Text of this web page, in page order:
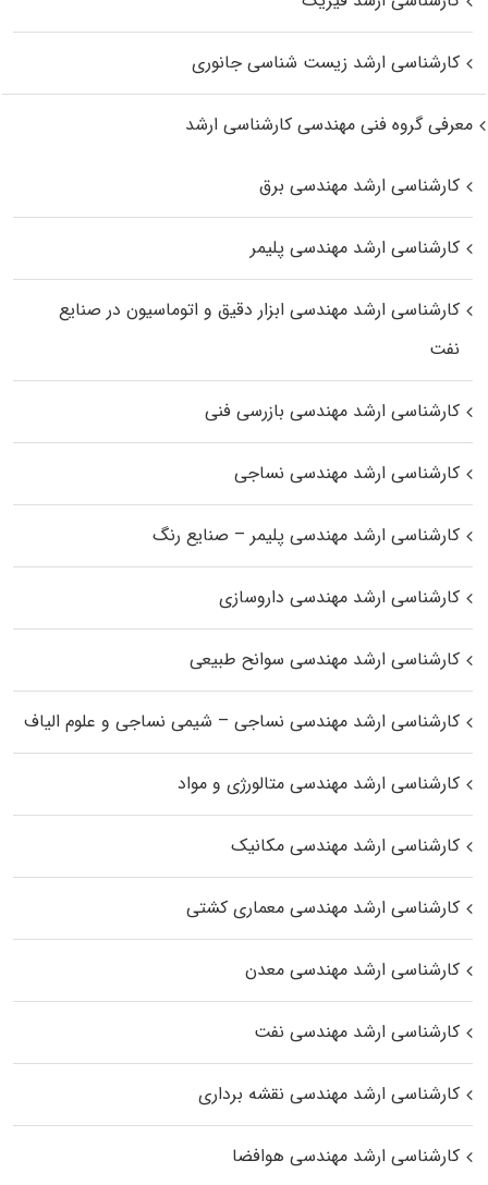
کارشناسی ارشد زیست‌ شناسی جانوری
معرفی گروه فنی مهندسی کارشناسی ارشد
کارشناسی ارشد مهندسی برق
کارشناسی ارشد مهندسی پلیمر
کارشناسی ارشد مهندسی ابزار دقیق و اتوماسیون در صنایع
نفت
کارشناسی ارشد مهندسی بازرسی فنی
کارشناسی ارشد مهندسی نساجی
کارشناسی ارشد مهندسی پلیمر – صنایع رنگ
کارشناسی ارشد مهندسی داروسازی
کارشناسی ارشد مهندسی سوانح طبیعی
کارشناسی ارشد مهندسی نساجی – شیمی نساجی و علوم الیاف
کارشناسی ارشد مهندسی متالورژی و مواد
کارشناسی ارشد مهندسی مکانیک
کارشناسی ارشد مهندسی معماری کشتی
کارشناسی ارشد مهندسی معدن
کارشناسی ارشد مهندسی نفت
کارشناسی ارشد مهندسی نقشه برداری
کارشناسی ارشد مهندسی هوافضا